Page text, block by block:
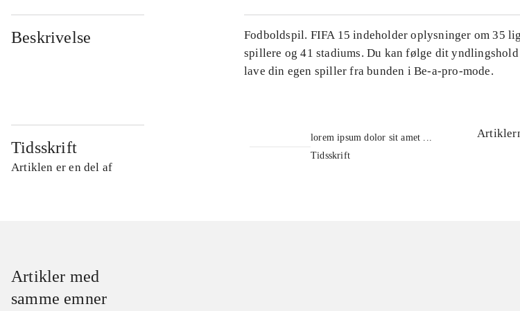
Beskrivelse
Fodboldspil. FIFA 15 indeholder oplysninger om 35
spillere og 41 stadiums. Du kan følge dit
lave din egen spiller fra bunden i Be-a-pro-mode.
Tidsskrift
Artiklen er en del af
lorem ipsum dolor sit amet ...
Tidsskrift
Artikler med
samme emner